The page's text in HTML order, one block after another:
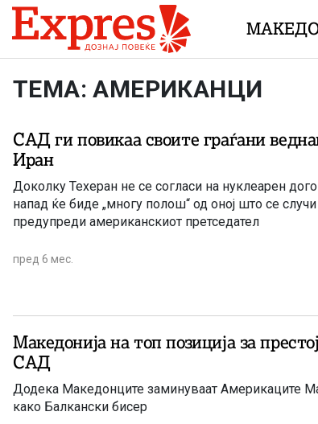
Skip to content
ТЕМА: АМЕРИКАНЦИ
САД ги повикаа своите граѓани
Иран
Доколку Техеран не се согласи на нуклеарен
напад ќе биде „многу полош“ од оној што се случи
предупреди американскиот претседател
пред 6 мес.
Македонија на топ позиција за
САД
Додека Македонците заминуваат Америкаците
како Балкански бисер